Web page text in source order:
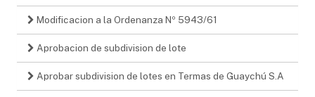
Modificacion a la Ordenanza Nº 5943/61
Aprobacion de subdivision de lote
Aprobar subdivision de lotes en Termas de Guaychú S.A